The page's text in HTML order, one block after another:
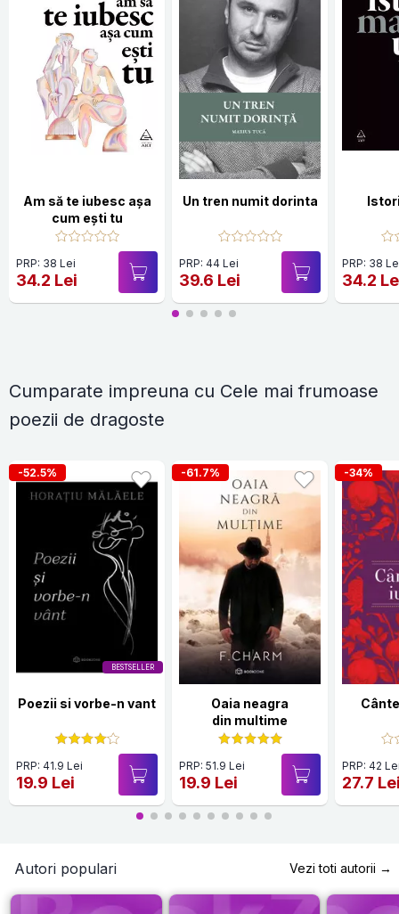
Am să te iubesc așa
cum ești tu
PRP: 38 Lei
34.2 Lei
Un tren numit dorinta
PRP: 44 Lei
39.6 Lei
PRP: 38
34.2
Cumparate impreuna cu Cele mai frumoase
poezii de dragoste
BESTSELLER
-52.5%
Poezii si vorbe-n vant
PRP: 41.9 Lei
19.9 Lei
-61.7%
Oaia neagra
din multime
PRP: 51.9 Lei
19.9 Lei
-34%
PRP: 42
27.7
Autori populari Vezi toti autorii →